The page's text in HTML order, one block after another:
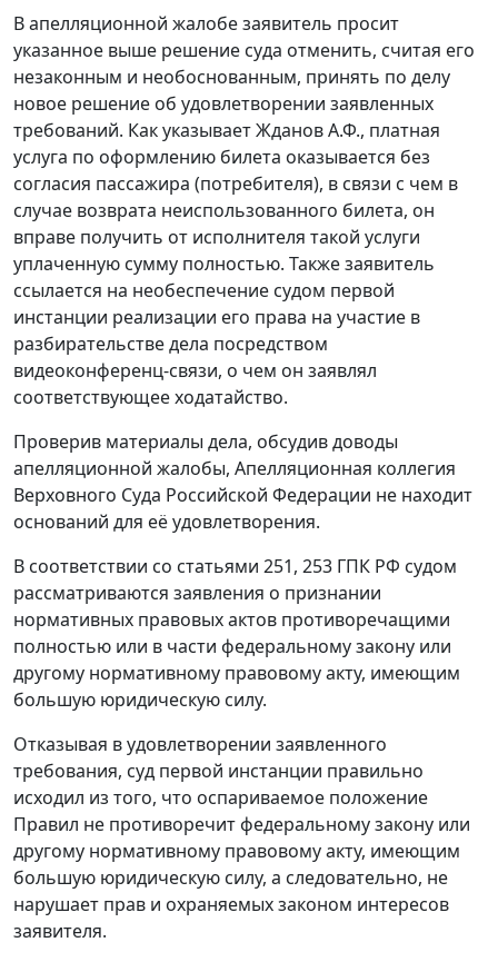
В апелляционной жалобе заявитель просит
указанное выше решение суда отменить, считая его
незаконным и необоснованным, принять по делу
новое решение об удовлетворении заявленных
требований. Как указывает Жданов А.Ф., платная
услуга по оформлению билета оказывается без
согласия пассажира (потребителя), в связи с чем в
случае возврата неиспользованного билета, он
вправе получить от исполнителя такой услуги
уплаченную сумму полностью. Также заявитель
ссылается на необеспечение судом первой
инстанции реализации его права на участие в
разбирательстве дела посредством
видеоконференц-связи, о чем он заявлял
соответствующее ходатайство.
Проверив материалы дела, обсудив доводы
апелляционной жалобы, Апелляционная коллегия
Верховного Суда Российской Федерации не находит
оснований для её удовлетворения.
В соответствии со статьями 251, 253 ГПК РФ судом
рассматриваются заявления о признании
нормативных правовых актов противоречащими
полностью или в части федеральному закону или
другому нормативному правовому акту, имеющим
большую юридическую силу.
Отказывая в удовлетворении заявленного
требования, суд первой инстанции правильно
исходил из того, что оспариваемое положение
Правил не противоречит федеральному закону или
другому нормативному правовому акту, имеющим
большую юридическую силу, а следовательно, не
нарушает прав и охраняемых законом интересов
заявителя.